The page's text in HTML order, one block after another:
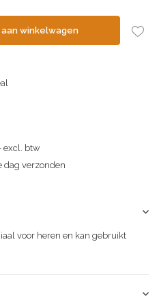
winkelwagen
excl. btw
dag verzonden
voor heren en kan gebruikt